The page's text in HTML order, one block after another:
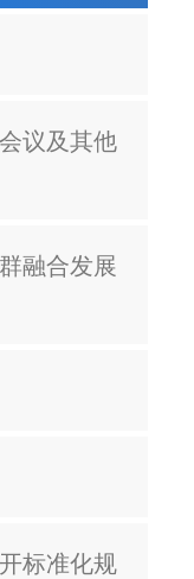
议及其他
融合发展
标准化规